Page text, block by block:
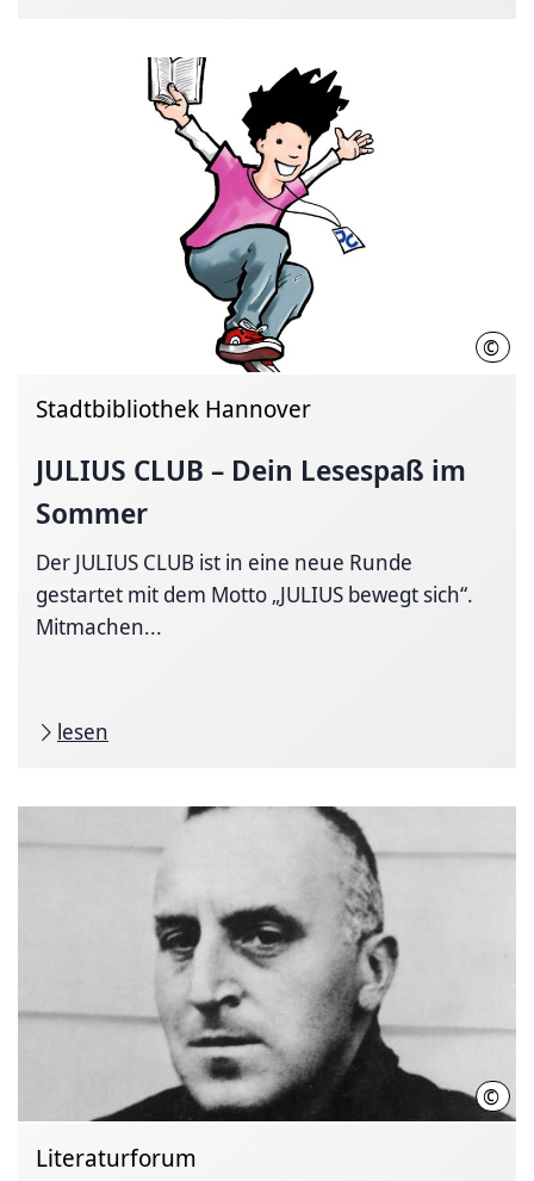
©
Stadtbibliothek Hannover
JULIUS CLUB – Dein Lesespaß im
Sommer
Der JULIUS CLUB ist in eine neue Runde
gestartet mit dem Motto „JULIUS bewegt sich“.
Mitmachen...
lesen
©
Literaturforum